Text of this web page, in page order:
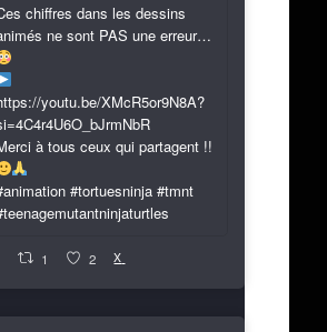
chiffres dans les dessins
ne sont PAS une erreur…
youtu.be/XMcR5or9N8A?
à tous ceux qui partagent !!
#tortuesninja #tmnt
1 2 X